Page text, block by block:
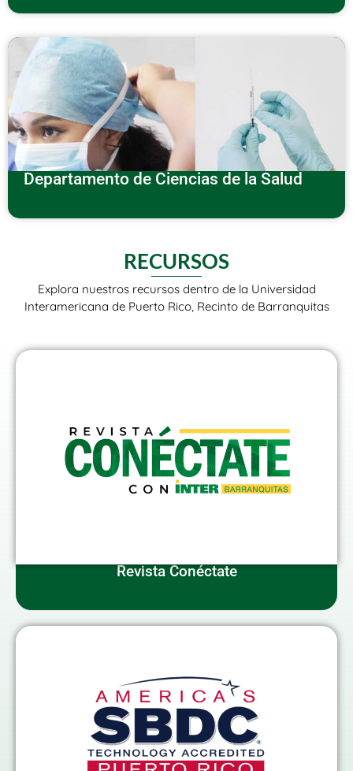
Departamento de Ciencias de la Salud
RECURSOS
Explora nuestros recursos dentro de la Universidad
Interamericana de Puerto Rico, Recinto de Barranquitas
Revista Conéctate